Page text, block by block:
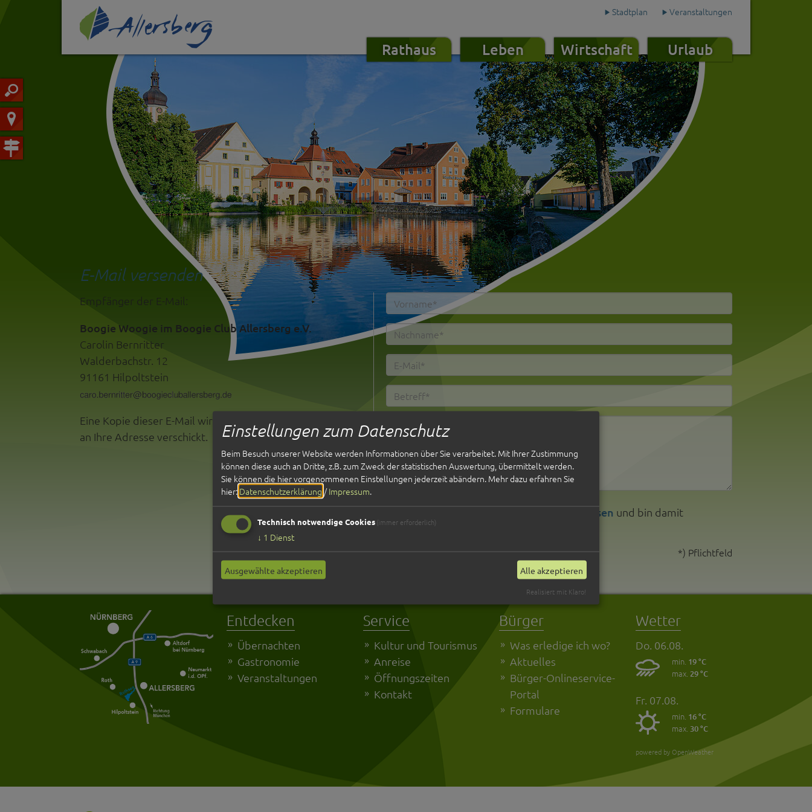
Rathaus Leben Wirtschaft Urlaub
Stadtplan Veranstaltungen
E-Mail versenden
Empfänger der E-Mail:
Boogie Woogie im Boogie Club Allersberg e.V.
Carolin Bernritter
Walderbachstr. 12
91161 Hilpoltstein
Eine Kopie dieser E-Mail wird
an Ihre Adresse verschickt.
Datenschutzerklärung gelesen und bin damit
einverstanden.*
Senden *) Pflichtfeld
Entdecken
Übernachten
Gastronomie
Veranstaltungen
Service
Kultur und Tourismus
Anreise
Öffnungszeiten
Kontakt
Bürger
Was erledige ich wo?
Aktuelles
Bürger-Onlineservice-
Portal
Formulare
Wetter
Do. 06.08.
min. 19 °C
max. 29 °C
Fr. 07.08.
min. 16 °C
max.30 °C
powered by OpenWeather
Einstellungen zum Datenschutz
Beim Besuch unserer Website werden Informationen über Sie verarbeitet. Mit Ihrer Zustimmung
können diese auch an Dritte, z.B. zum Zweck der statistischen Auswertung, übermittelt werden.
Sie können die hier vorgenommenen Einstellungen jederzeit abändern. Mehr dazu erfahren Sie
hier: Datenschutzerklärung /Impressum.
Technisch notwendige Cookies(immer erforderlich)
↓ 1 Dienst
Ausgewählte akzeptieren Alle akzeptieren
Realisiert mit Klaro!